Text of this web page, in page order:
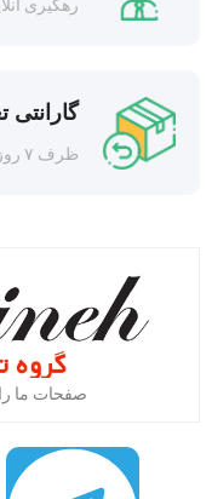
رهگیری
گارانتی
ظرف ۷ روز
صفحات ما